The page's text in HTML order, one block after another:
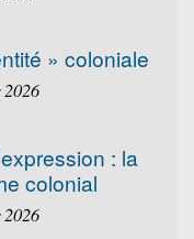
» coloniale
: la
colonial